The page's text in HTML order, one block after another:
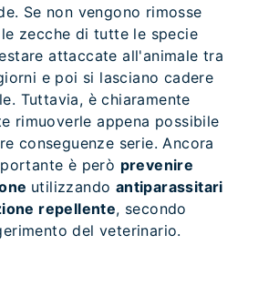
Se non vengono rimosse
zecche di tutte le specie
attaccate all'animale tra
e poi si lasciano cadere
Tuttavia, è chiaramente
rimuoverle appena possibile
conseguenze serie. Ancora
è però prevenire
utilizzando antiparassitari
repellente, secondo
del veterinario.